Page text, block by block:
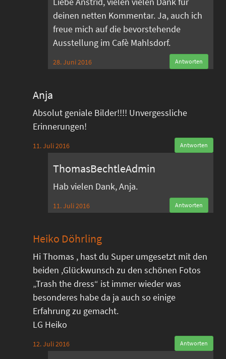
deinen netten Kommentar. Ja, auch ich
freue mich auf die bevorstehende
Ausstellung im Cafè Mahlsdorf.
28. Juni 2016 Antworten
Anja
Absolut geniale Bilder!!!! Unvergessliche
Erinnerungen!
11. Juli 2016 Antworten
ThomasBechtleAdmin
Hab vielen Dank, Anja.
11. Juli 2016 Antworten
Heiko Döhrling
Hi Thomas , hast du Super umgesetzt mit den
beiden ,Glückwunsch zu den schönen Fotos
„Trash the dress“ ist immer wieder was
besonderes habe da ja auch so einige
Erfahrung zu gemacht.
LG Heiko
12. Juli 2016 Antworten